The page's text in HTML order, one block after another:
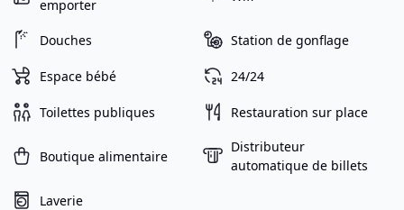
emporter
Douches Station de gonflage
Espace bébé 24/24
Toilettes publiques Restauration sur place
Boutique alimentaire
Distributeur
automatique de billets
Laverie